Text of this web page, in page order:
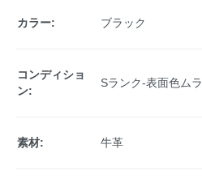
カラー: ブラック
コンディショ
ン:
Sランク-表面色ムラ
素材: 牛革